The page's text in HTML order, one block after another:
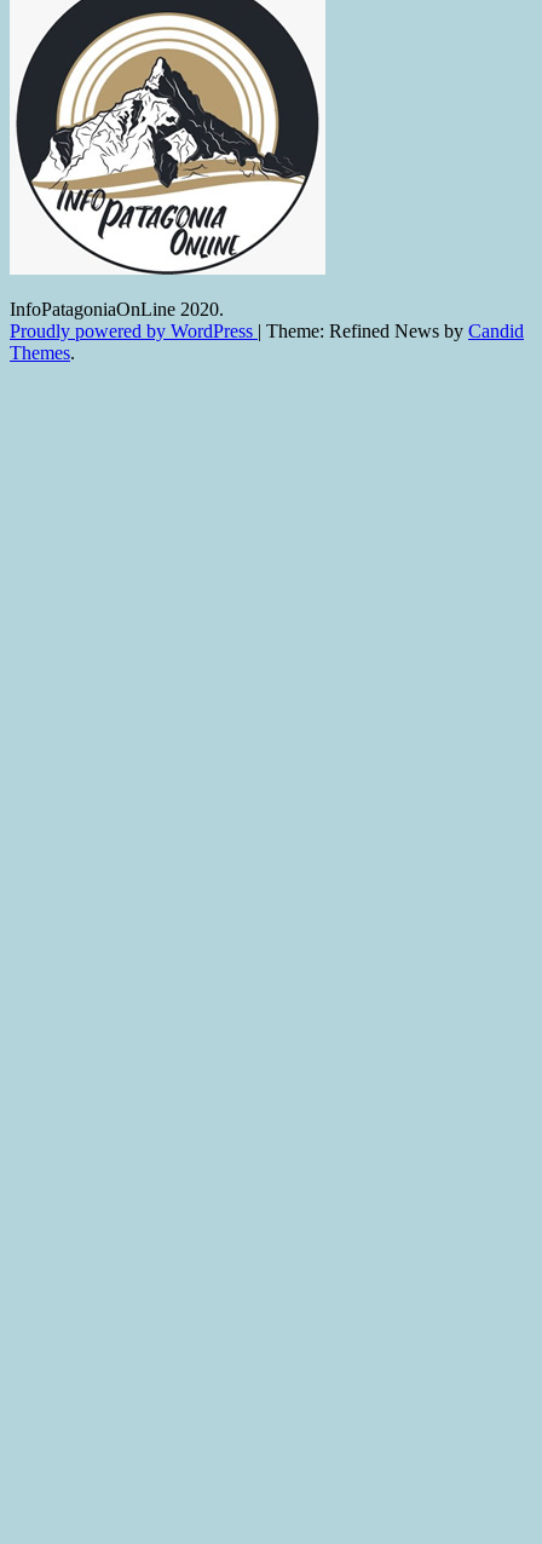
LA
ZONA
NORTE
InfoPatagoniaOnLine 2020.
Proudly powered by WordPress | Theme: Refined News by Candid
Themes.